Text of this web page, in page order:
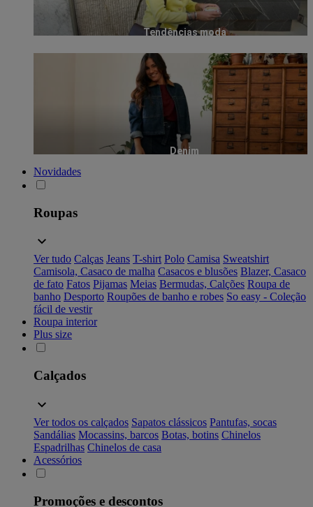
Tendências moda
Denim
Novidades
Roupas
Ver tudo Calças Jeans T-shirt Polo Camisa Sweatshirt
Camisola, Casaco de malha Casacos e blusões Blazer, Casaco
de fato Fatos Pijamas Meias Bermudas, Calções Roupa de
banho Desporto Roupões de banho e robes So easy - Coleção
fácil de vestir
Roupa interior
Plus size
Calçados
Ver todos os calçados Sapatos clássicos Pantufas, socas
Sandálias Mocassins, barcos Botas, botins Chinelos
Espadrilhas Chinelos de casa
Acessórios
Promoções e descontos